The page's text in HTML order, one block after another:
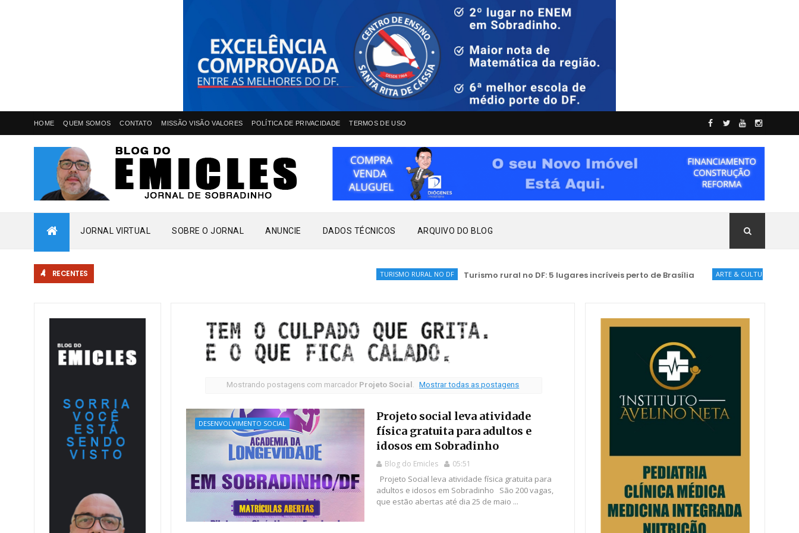
HOME QUEM SOMOS CONTATO MISSÃO VISÃO VALORES POLÍTICA DE PRIVACIDADE TERMOS DE USO
JORNAL VIRTUAL SOBRE O JORNAL ANUNCIE DADOS TÉCNICOS ARQUIVO DO BLOG
RECENTES TURISMO RURAL NO DF Turismo rural no DF: 5 lugares incríveis perto de Brasília ARTE & CULTURA
Espetáculo
Mostrando postagens com marcador Projeto Social . Mostrar todas as postagens
DESENVOLVIMENTO SOCIAL
Projeto social leva atividade
física gratuita para adultos e
idosos em Sobradinho
Blog do Emicles 05:51
Projeto Social leva atividade física gratuita para
adultos e idosos em Sobradinho São 200 vagas,
que estão abertas até dia 25 de maio ...